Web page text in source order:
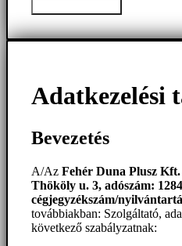
Adatkezelési
Bevezetés
A/Az Fehér Duna Plusz
Thököly u. 3, adószám:
cégjegyzékszám/
továbbiakban: Szolgáltató,
következő szabályzatnak: